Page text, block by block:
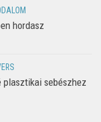
hordasz
plasztikai sebészhez